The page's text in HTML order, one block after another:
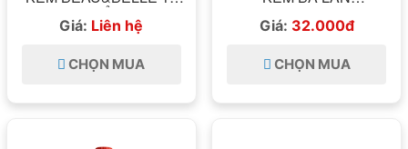
[NHẬP KHẨU PHÁP]
Giá: Liên hệ
CHỌN MUA
MLEKOVITA 1L
Giá: 32.000đ
CHỌN MUA